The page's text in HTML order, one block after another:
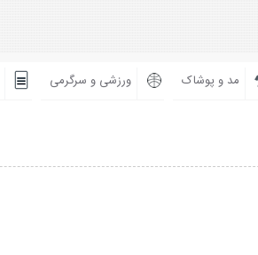
مد و پوشاک ورزشی و سرگرمی